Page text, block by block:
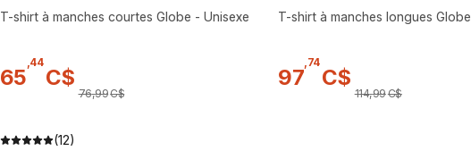
T-shirt à manches courtes Globe - Unisexe
65
44
C$
76,99C$
(12)
T-shirt à manches longues
97
74
C$
114,99C$